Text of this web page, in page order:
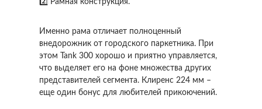
2️⃣ Рамная конструкция.
Именно рама отличает полноценный
внедорожник от городского паркетника. При
этом Tank 300 хорошо и приятно управляется,
что выделяет его на фоне множества других
представителей сегмента. Клиренс 224 мм –
еще один бонус для любителей прикоючений.